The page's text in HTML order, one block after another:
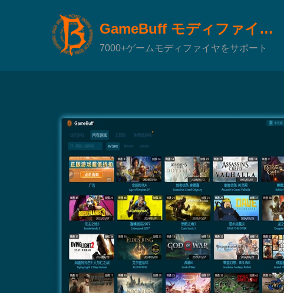
GameBuff モディファイヤモディファイヤ
7000+ゲームモディファイヤをサポート